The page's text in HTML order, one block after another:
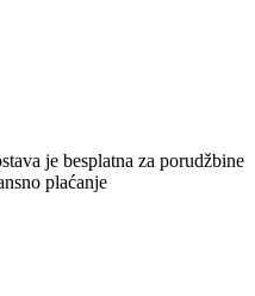
je besplatna za porudžbine
plaćanje